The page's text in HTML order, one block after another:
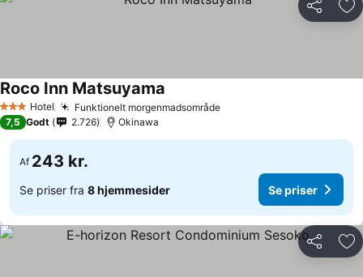
Del
3 StjernerHotel Funktionelt morgenmadsområdeSe priser
Roco Inn Matsuyama
7,5 Godt 2.726 Okinawa
Af 243 kr.
Se priser fra 8 hjemmesider Se priser
Del